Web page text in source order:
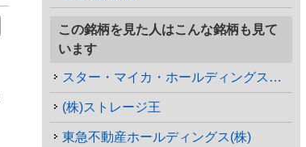
この銘柄を見た人はこんな銘柄も見て
います
スター・マイカ・ホールディングス(株)
(株)ストレージ王
東急不動産ホールディングス(株)